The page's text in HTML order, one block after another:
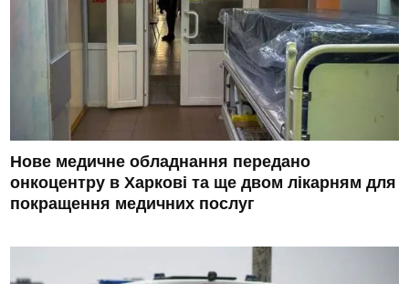
Нове медичне обладнання передано
онкоцентру в Харкові та ще двом лікарням для
покращення медичних послуг